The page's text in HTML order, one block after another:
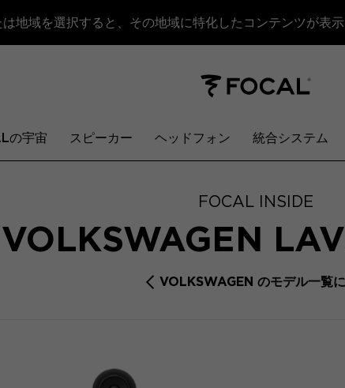
は地域を選択すると、その地域に特化したコンテンツが表示
の宇宙 スピーカー ヘッドフォン 統合システム
FOCAL INSIDE
VOLKSWAGEN
VOLKSWAGEN のモデル一覧